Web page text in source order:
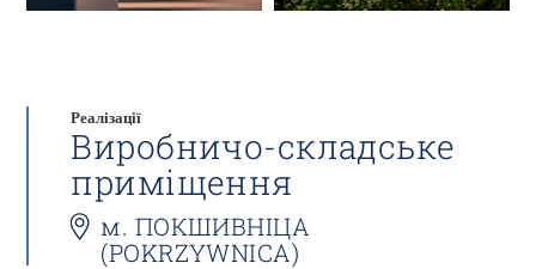
Реалізації
Виробничо-складське
приміщення
м. ПОКШИВНІЦА
(POKRZYWNICA)